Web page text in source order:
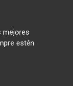
mejores
estén